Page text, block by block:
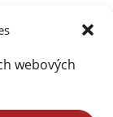
webových